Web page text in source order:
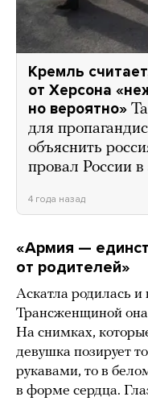
Кремль
от Херсона
но вероятно»
для
объяснить
провал России в
4 года назад
«Армия —
от родителей»
Аскатла родилась и
Трансженщиной она
На снимках,
девушка позирует
рукавами, то в
в форме сердца.